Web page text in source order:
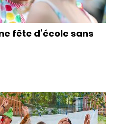
fête d’école sans